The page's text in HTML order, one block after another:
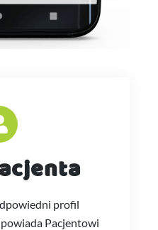
profil
Pacjentowi